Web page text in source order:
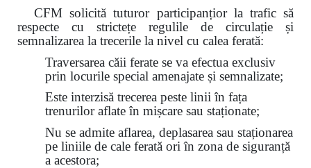
CFM solicită tuturor participanțior la trafic să
respecte cu strictețe regulile de circulație și
semnalizarea la trecerile la nivel cu calea ferată:
Traversarea căii ferate se va efectua exclusiv
prin locurile special amenajate și semnalizate;
Este interzisă trecerea peste linii în fața
trenurilor aflate în mișcare sau staționate;
Nu se admite aflarea, deplasarea sau staționarea
pe liniile de cale ferată ori în zona de siguranță
a acestora;